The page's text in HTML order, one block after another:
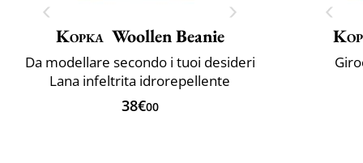
Kopka Woollen Beanie
Da modellare secondo i tuoi desideri
Lana infeltrita idrorepellente
38€00